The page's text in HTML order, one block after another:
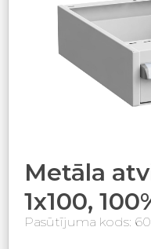
Metāla
1x100,
Pasūtījuma kods: